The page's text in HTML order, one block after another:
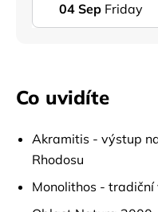
04 Sep Friday
Co uvidíte
Akramitis - výstup
Rhodosu
Monolithos -